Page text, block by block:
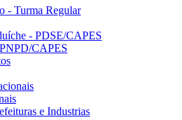
- Turma Regular
- PDSE/CAPES
CAPES
e Industrias